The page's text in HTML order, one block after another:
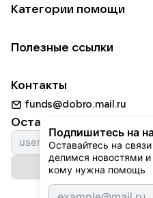
Подпишитесь на
Оставайтесь на
делимся новостями
кому нужна помощь
Использование материалов
Для НКО
Партнерам
Категории помощи
Пожилым
Животным
Природе
Культуре
Фондам
Полезные ссылки
Добрый день
Истории
Автоплатежи
Контакты
funds@dobro.mail.ru
Оставайтесь с нами